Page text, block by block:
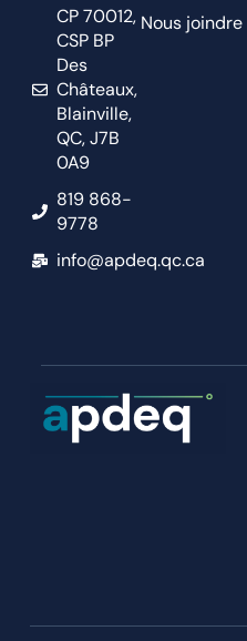
CP 70012,
CSP BP
Des
Châteaux,
Blainville,
QC, J7B
0A9
819 868-
9778
info@apdeq.qc.ca
Nous joindre